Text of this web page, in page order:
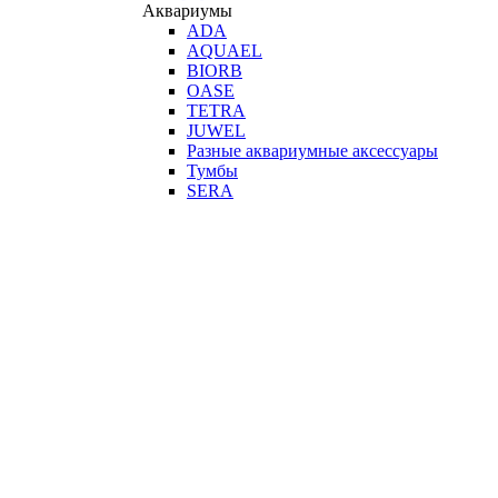
Аквариумы
ADA
AQUAEL
BIORB
OASE
TETRA
JUWEL
Разные аквариумные аксессуары
Тумбы
SERA